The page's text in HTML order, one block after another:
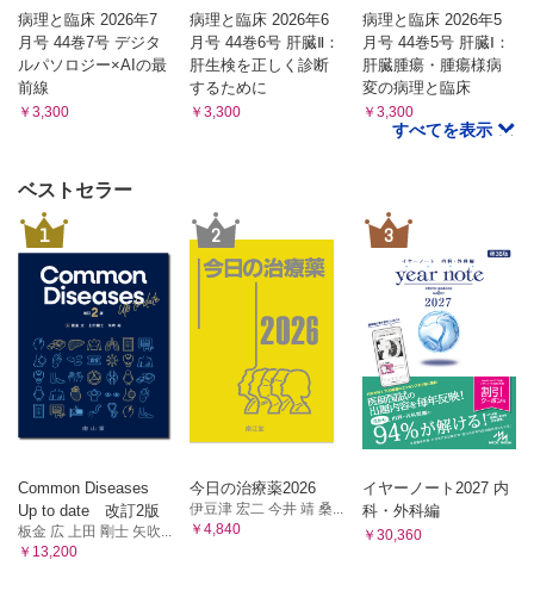
病理と臨床 2026年7
月号 44巻7号 デジタ
ルパソロジー×AIの最
前線
￥3,300
病理と臨床 2026年6
月号 44巻6号 肝臓Ⅱ：
肝生検を正しく診断
するために
￥3,300
病理と臨床 2026年5
月号 44巻5号 肝臓Ⅰ：
肝臓腫瘍・腫瘍様病
変の病理と臨床
￥3,300
すべてを表示
ベストセラー
1
Common Diseases
Up to date 改訂2版
板金 広 上田 剛士 矢吹...
￥13,200
2
今日の治療薬2026
伊豆津 宏二 今井 靖 桑...
￥4,840
3
イヤーノート2027 内
科・外科編
￥30,360